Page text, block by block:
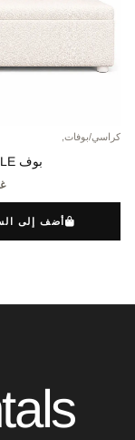
كراسي/بوفات,
بوف FREE STYLE
أضف إلى